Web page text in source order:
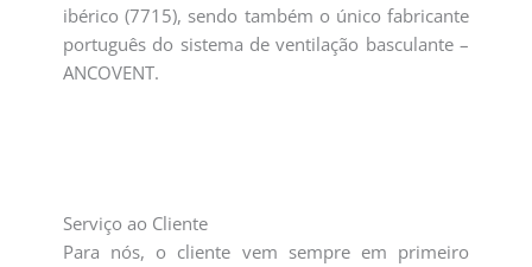
ibérico (7715), sendo também o único fabricante
português do sistema de ventilação basculante –
ANCOVENT.
Serviço ao Cliente
Para nós, o cliente vem sempre em primeiro